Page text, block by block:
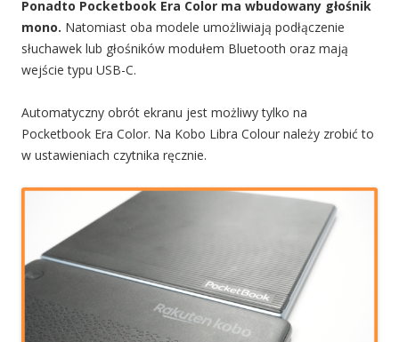
Ponadto Pocketbook Era Color ma wbudowany głośnik
mono. Natomiast oba modele umożliwiają podłączenie
słuchawek lub głośników modułem Bluetooth oraz mają
wejście typu USB-C.
Automatyczny obrót ekranu jest możliwy tylko na
Pocketbook Era Color. Na Kobo Libra Colour należy zrobić to
w ustawieniach czytnika ręcznie.